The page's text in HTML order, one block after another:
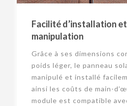
Facilité d’installation
manipulation
Grâce à ses dimensions
poids léger, le panneau
manipulé et installé
ainsi les coûts de main-
module est compatible